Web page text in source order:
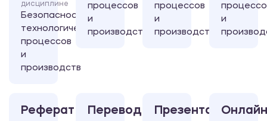
дисциплине
Безопасность
технологических
процессов
и
производств
процессов
и
производств
процессов
и
производств
и
Реферат Перевод Презентация